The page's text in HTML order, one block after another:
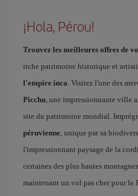
¡Hola, Pérou!
Trouvez les meilleures offres de
riche patrimoine historique et
l'empire inca . Visitez l'une des
Picchu , une impressionnante ville
site du patrimoine mondial.
péruvienne , unique par sa
l'impressionnant paysage de la
certaines des plus hautes
maintenant un vol pas cher pour le